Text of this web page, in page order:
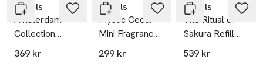
Rituals
Amsterdam
Collection
Fragrance
369 kr
Rituals
Mystic Cedar
Mini Fragrance
Sticks
299 kr
Rituals
The Ritual of
Sakura Refill
Fragrance
539 kr